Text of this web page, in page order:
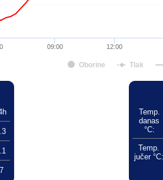
Oborine Tlak
12:00
09:00
Temp.
danas
°C:
Temp.
jučer °C: